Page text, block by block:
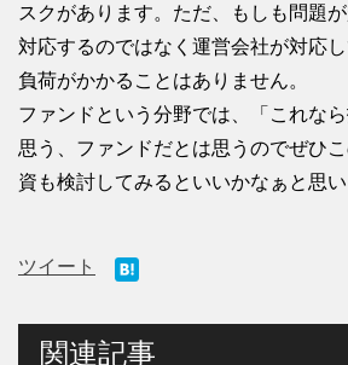
スクがあります。ただ、もしも問題
対応するのではなく運営会社が対応
負荷がかかることはありません。
ファンドという分野では、「これな
思う、ファンドだとは思うのでぜひ
資も検討してみるといいかなぁと思い
ツイート
関連記事